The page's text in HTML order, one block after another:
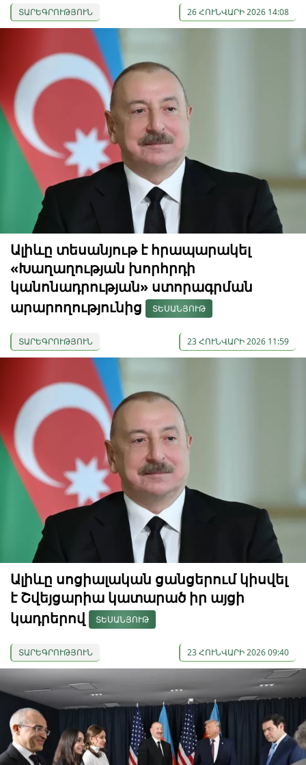
ՏԱՐԵԳՐՈՒԹՅՈՒՆ 26 ՀՈՒՆՎԱՐԻ 2026 14:08
Ալիևը տեսանյութ է հրապարակել
«Խաղաղության խորհրդի
կանոնադրության» ստորագրման
արարողությունից
ՏԵՍԱՆՅՈՒԹ
ՏԱՐԵԳՐՈՒԹՅՈՒՆ 23 ՀՈՒՆՎԱՐԻ 2026 11:59
Ալիևը սոցիալական ցանցերում կիսվել
է Շվեյցարիա կատարած իր այցի
կադրերով
ՏԵՍԱՆՅՈՒԹ
ՏԱՐԵԳՐՈՒԹՅՈՒՆ 23 ՀՈՒՆՎԱՐԻ 2026 09:40